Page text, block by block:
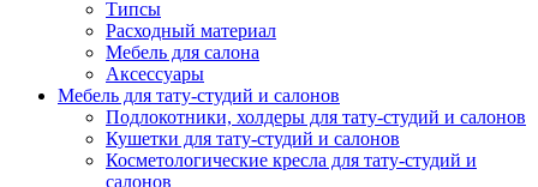
Типсы
Расходный материал
Мебель для салона
Аксессуары
Мебель для тату-студий и салонов
Подлокотники, холдеры для тату-студий и салонов
Кушетки для тату-студий и салонов
Косметологические кресла для тату-студий и
салонов